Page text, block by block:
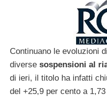
Continuano le evoluzioni di
diverse sospensioni al
di ieri, il titolo ha infatti
del +25,9 per cento a